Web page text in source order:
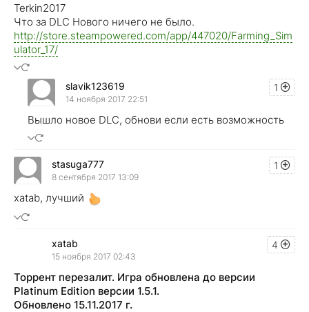
Terkin2017
Что за DLC Нового ничего не было.
http://store.steampowered.com/app/447020/Farming_Sim
ulator_17/
1
slavik123619
14 ноября 2017 22:51
Вышло новое DLC, обнови если есть возможность
1
stasuga777
8 сентября 2017 13:09
xatab, лучший
4
xatab
15 ноября 2017 02:43
Торрент перезалит. Игра обновлена до версии
Platinum Edition версии 1.5.1.
Обновлено 15.11.2017 г.